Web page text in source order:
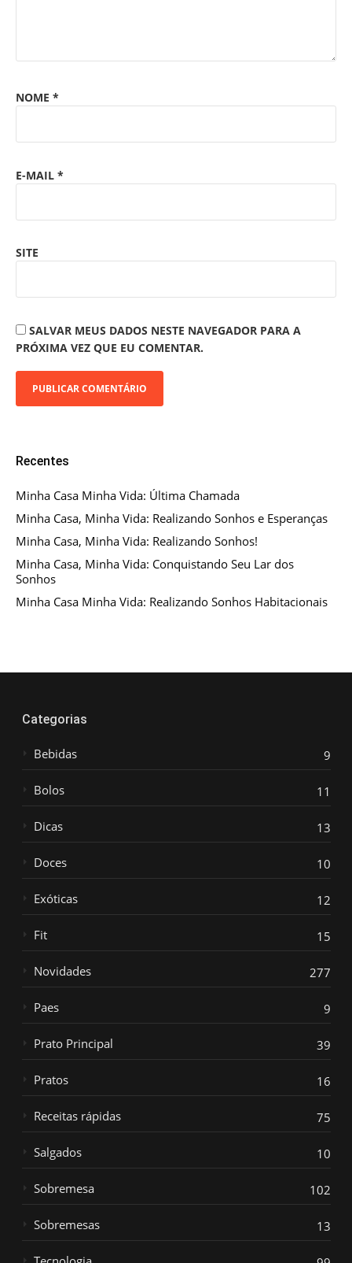
NOME *
E-MAIL *
SITE
SALVAR MEUS DADOS NESTE NAVEGADOR PARA A
PRÓXIMA VEZ QUE EU COMENTAR.
Recentes
Minha Casa Minha Vida: Última Chamada
Minha Casa, Minha Vida: Realizando Sonhos e Esperanças
Minha Casa, Minha Vida: Realizando Sonhos!
Minha Casa, Minha Vida: Conquistando Seu Lar dos
Sonhos
Minha Casa Minha Vida: Realizando Sonhos Habitacionais
Categorias
Bebidas 9
Bolos 11
Dicas 13
Doces 10
Exóticas 12
Fit 15
Novidades 277
Paes 9
Prato Principal 39
Pratos 16
Receitas rápidas 75
Salgados 10
Sobremesa 102
Sobremesas 13